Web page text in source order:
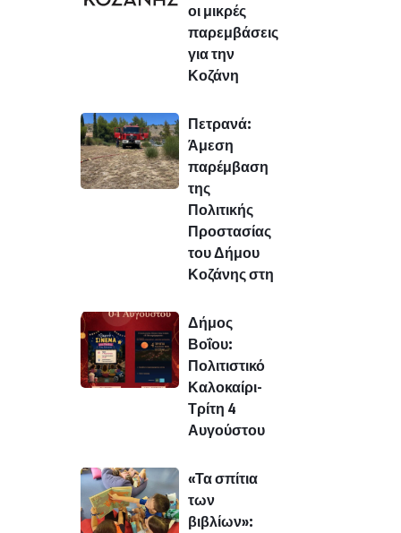
οι μικρές
παρεμβάσεις
για την
Κοζάνη
Πετρανά:
Άμεση
παρέμβαση
της
Πολιτικής
Προστασίας
του Δήμου
Κοζάνης στη
Δήμος
Βοΐου:
Πολιτιστικό
Καλοκαίρι-
Τρίτη 4
Αυγούστου
«Τα σπίτια
των
βιβλίων»: